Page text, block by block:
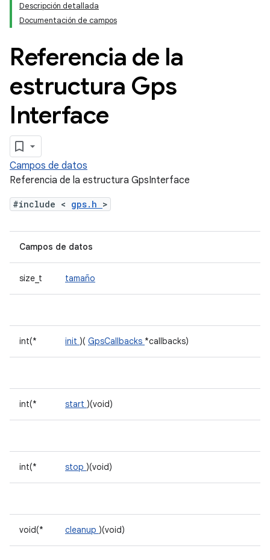
Descripción detallada
Documentación de campos
Referencia de la
estructura Gps
Interface
Campos de datos
Referencia de la estructura GpsInterface
#include < gps.h >
Campos de datos
size_t tamaño
int(* init )( GpsCallbacks *callbacks)
int(* start )(void)
int(* stop )(void)
void(* cleanup )(void)